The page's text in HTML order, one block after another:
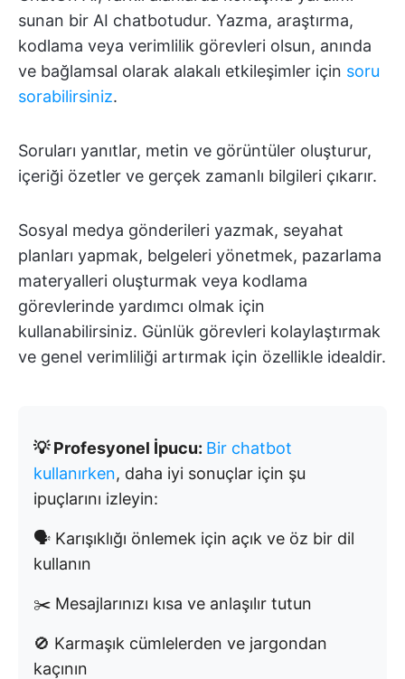
sunan bir AI chatbotudur. Yazma, araştırma,
kodlama veya verimlilik görevleri olsun, anında
ve bağlamsal olarak alakalı etkileşimler için soru
sorabilirsiniz.
Soruları yanıtlar, metin ve görüntüler oluşturur,
içeriği özetler ve gerçek zamanlı bilgileri çıkarır.
Sosyal medya gönderileri yazmak, seyahat
planları yapmak, belgeleri yönetmek, pazarlama
materyalleri oluşturmak veya kodlama
görevlerinde yardımcı olmak için
kullanabilirsiniz. Günlük görevleri kolaylaştırmak
ve genel verimliliği artırmak için özellikle idealdir.
💡 Profesyonel İpucu: Bir chatbot
kullanırken, daha iyi sonuçlar için şu
ipuçlarını izleyin:
🗣️ Karışıklığı önlemek için açık ve öz bir dil
kullanın
✂️ Mesajlarınızı kısa ve anlaşılır tutun
🚫 Karmaşık cümlelerden ve jargondan
kaçının